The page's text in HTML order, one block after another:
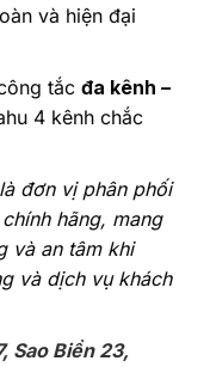
và hiện đại
tắc đa kênh –
4 kênh chắc
đơn vị phân phối
hãng, mang
và an tâm khi
và dịch vụ khách
Sao Biển 23,